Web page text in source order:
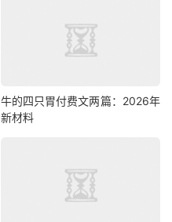
牛的四只胃付费文两篇：2026年
新材料